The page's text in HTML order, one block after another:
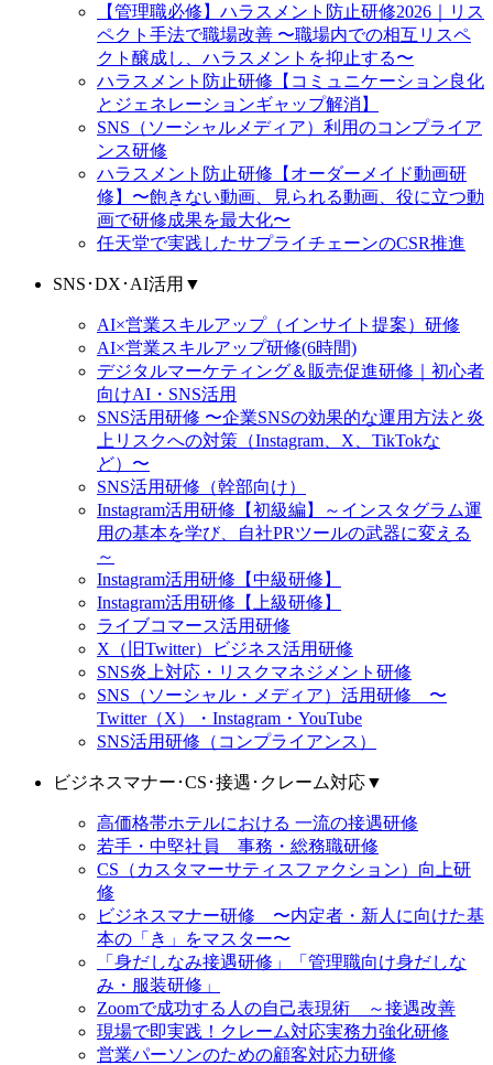
【管理職必修】ハラスメント防止研修2026｜リス
ペクト手法で職場改善 〜職場内での相互リスペ
クト醸成し、ハラスメントを抑止する〜
ハラスメント防止研修【コミュニケーション良化
とジェネレーションギャップ解消】
SNS（ソーシャルメディア）利用のコンプライア
ンス研修
ハラスメント防止研修【オーダーメイド動画研
修】〜飽きない動画、見られる動画、役に立つ動
画で研修成果を最大化〜
任天堂で実践したサプライチェーンのCSR推進
SNS･DX･AI活用 ▼
AI×営業スキルアップ（インサイト提案）研修
AI×営業スキルアップ研修(6時間)
デジタルマーケティング＆販売促進研修｜初心者
向けAI・SNS活用
SNS活用研修 〜企業SNSの効果的な運用方法と炎
上リスクへの対策（Instagram、X、TikTokな
ど）〜
SNS活用研修（幹部向け）
Instagram活用研修【初級編】～インスタグラム運
用の基本を学び、自社PRツールの武器に変える
～
Instagram活用研修【中級研修】
Instagram活用研修【上級研修】
ライブコマース活用研修
X（旧Twitter）ビジネス活用研修
SNS炎上対応・リスクマネジメント研修
SNS（ソーシャル・メディア）活用研修 〜
Twitter（X）・Instagram・YouTube
SNS活用研修（コンプライアンス）
ビジネスマナー･CS･接遇･クレーム対応▼
高価格帯ホテルにおける 一流の接遇研修
若手・中堅社員 事務・総務職研修
CS（カスタマーサティスファクション）向上研
修
ビジネスマナー研修 〜内定者・新人に向けた基
本の「き」をマスター〜
「身だしなみ接遇研修」「管理職向け身だしな
み・服装研修」
Zoomで成功する人の自己表現術 ～接遇改善
現場で即実践！クレーム対応実務力強化研修
営業パーソンのための顧客対応力研修